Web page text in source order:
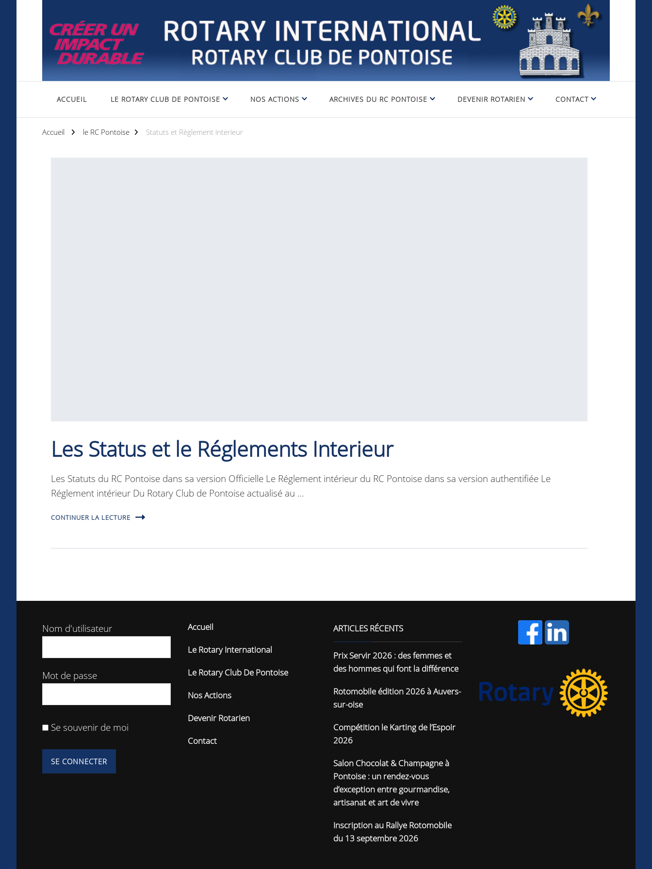
ACCUEIL LE ROTARY CLUB DE PONTOISE NOS ACTIONS ARCHIVES DU RC PONTOISE DEVENIR ROTARIEN CONTACT
Accueil le RC Pontoise Statuts et Règlement interieur
Les Status et le Réglements Interieur
Les Statuts du RC Pontoise dans sa version Officielle Le Réglement intérieur du RC Pontoise dans sa version authentifiée Le
Réglement intérieur Du Rotary Club de Pontoise actualisé au …
CONTINUER LA LECTURE
Nom d'utilisateur
Mot de passe
Se souvenir de moi
Accueil
Le Rotary International
Le Rotary Club De Pontoise
Nos Actions
Devenir Rotarien
Contact
ARTICLES RÉCENTS
Prix Servir 2026 : des femmes et
des hommes qui font la différence
Rotomobile édition 2026 à Auvers-
sur-oise
Compétition le Karting de l’Espoir
2026
Salon Chocolat & Champagne à
Pontoise : un rendez-vous
d’exception entre gourmandise,
artisanat et art de vivre
Inscription au Rallye Rotomobile
du 13 septembre 2026